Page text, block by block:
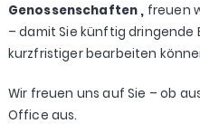
Genossenschaften , freuen
– damit Sie künftig
kurzfristiger bearbeiten
Wir freuen uns auf Sie – ob
Office aus.